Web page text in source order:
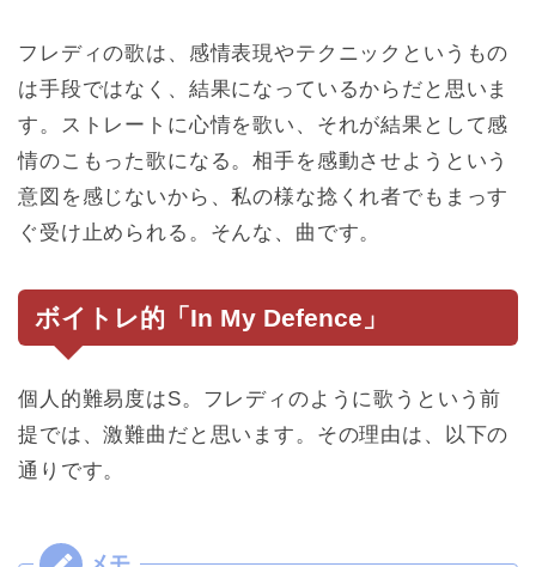
フレディの歌は、感情表現やテクニックというもの
は手段ではなく、結果になっているからだと思いま
す。ストレートに心情を歌い、それが結果として感
情のこもった歌になる。相手を感動させようという
意図を感じないから、私の様な捻くれ者でもまっす
ぐ受け止められる。そんな、曲です。
ボイトレ的「In My Defence」
個人的難易度はS。フレディのように歌うという前
提では、激難曲だと思います。その理由は、以下の
通りです。